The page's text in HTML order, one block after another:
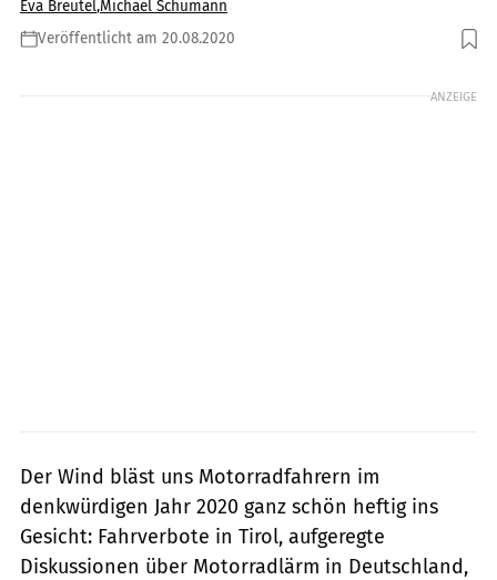
Eva Breutel,Michael Schümann
Veröffentlicht am 20.08.2020
Foto: Astrid Gast - stock.adobe.com
ANZEIGE
Der Wind bläst uns Motorradfahrern im
denkwürdigen Jahr 2020 ganz schön heftig ins
Gesicht: Fahrverbote in Tirol, aufgeregte
Diskussionen über Motorradlärm in Deutschland,